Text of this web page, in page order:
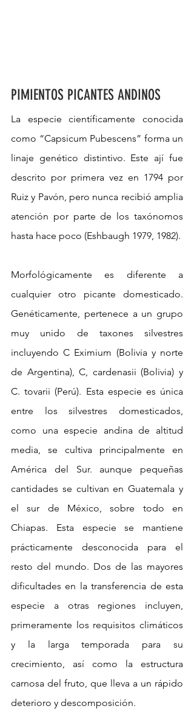
PIMIENTOS PICANTES ANDINOS
La especie científicamente conocida
como “Capsicum Pubescens” forma un
linaje genético distintivo. Este ají fue
descrito por primera vez en 1794 por
Ruiz y Pavón, pero nunca recibió amplia
atención por parte de los taxónomos
hasta hace poco (Eshbaugh 1979, 1982).
Morfológicamente es diferente a
cualquier otro picante domesticado.
Genéticamente, pertenece a un grupo
muy unido de taxones silvestres
incluyendo C Eximium (Bolivia y norte
de Argentina), C, cardenasii (Bolivia) y
C. tovarii (Perú). Esta especie es única
entre los silvestres domesticados,
como una especie andina de altitud
media, se cultiva principalmente en
América del Sur. aunque pequeñas
cantidades se cultivan en Guatemala y
el sur de México, sobre todo en
Chiapas. Esta especie se mantiene
prácticamente desconocida para el
resto del mundo. Dos de las mayores
dificultades en la transferencia de esta
especie a otras regiones incluyen,
primeramente los requisitos climáticos
y la larga temporada para su
crecimiento, así como la estructura
carnosa del fruto, que lleva a un rápido
deterioro y descomposición.